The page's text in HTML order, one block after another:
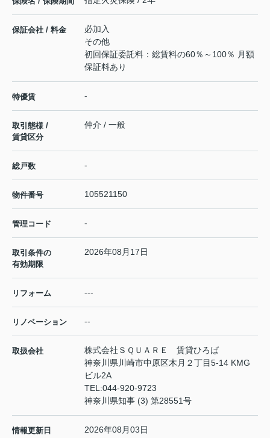
保証会社 / 料金
必加入
その他
初回保証委託料：総賃料の60％～100％ 月額
保証料あり
特優賃 -
取引態様 /
賃貸区分
仲介 / 一般
総戸数 -
物件番号 105521150
管理コード -
取引条件の
有効期限
2026年08月17日
リフォーム ---
リノベーション --
取扱会社
株式会社ＳＱＵＡＲＥ 賃貸ひろば
神奈川県川崎市中原区木月２丁目5-14 KMG
ビル2A
TEL:044-920-9723
神奈川県知事 (3) 第28551号
情報更新日 2026年08月03日